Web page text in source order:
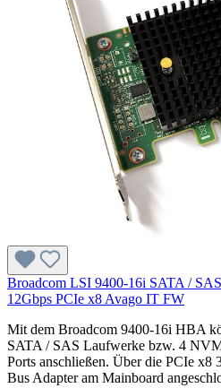
Broadcom LSI 9400-16i SATA /
12Gbps PCIe x8 Avago IT FW
Mit dem Broadcom 9400-16i HBA
SATA / SAS Laufwerke bzw. 4
Ports anschließen. Über die PCIe x8
Bus Adapter am Mainboard